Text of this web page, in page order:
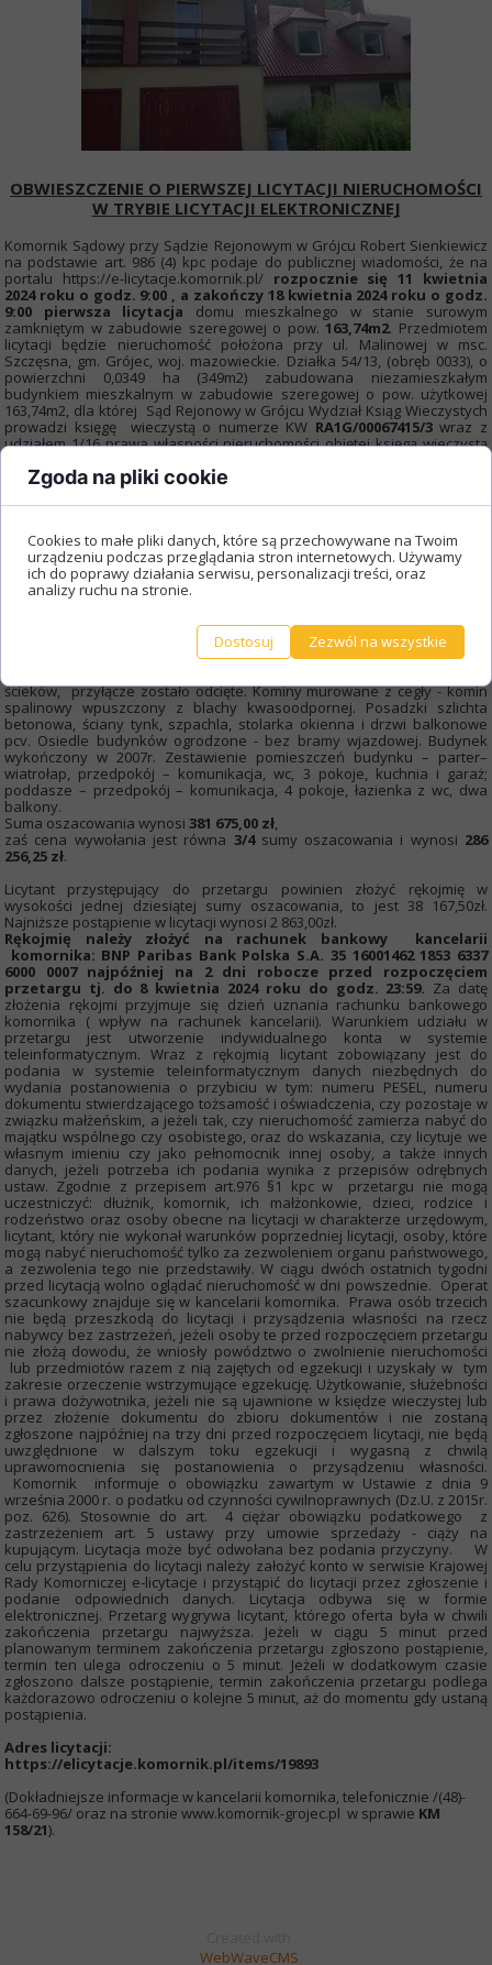
OBWIESZCZENIE O PIERWSZEJ LICYTACJI NIERUCHOMOŚCI
W TRYBIE LICYTACJI ELEKTRONICZNEJ
Komornik Sądowy przy Sądzie Rejonowym w Grójcu Robert Sienkiewicz
na podstawie art. 986 (4) kpc podaje do publicznej wiadomości, że na
portalu https://e-licytacje.komornik.pl/ rozpocznie się 11 kwietnia
2024 roku o godz. 9:00 , a zakończy 18 kwietnia 2024 roku o godz.
9:00 pierwsza licytacja domu mieszkalnego w stanie surowym
zamkniętym w zabudowie szeregowej o pow.163,74m2. Przedmiotem
licytacji będzie nieruchomość położona przy ul. Malinowej w msc.
Szczęsna, gm. Grójec, woj. mazowieckie. Działka 54/13, (obręb 0033), o
powierzchni 0,0349 ha (349m2) zabudowana niezamieszkałym
budynkiem mieszkalnym w zabudowie szeregowej o pow. użytkowej
163,74m2, dla której Sąd Rejonowy w Grójcu Wydział Ksiąg Wieczystych
prowadzi księgę wieczystą o numerze KW RA1G/00067415/3wraz z
udziałem 1/16 prawa własności nieruchomości objętej księgą wieczystą
wewnętrzną drogę dojazdową. Budynek mieszkalny o jednej i pół
kondygnacji nadziemnej. Dach budynku dwuspadowy kryty blachą
trapezową z izolacją z wełny mineralnej. Rynny i rury pcv częściowo
kondygnacji dwa balkony, balustrady drewniane. Wrota do garażu
podnoszone metalowe. Instalacje: woda ze studni głębinowej
znajdującej się na sąsiedniej działce z rozprowadzeniem w budynku
bez baterii, instalacja elektryczna rozprowadzona bez osprzętu,
ogrzewania z rozprowadzeniem bez kaloryferów- przygotowana do
ogrzewania z pieca gazowego. W budynku wykonane jest podejście do
przyłącza gazowego- brak przyłącza do sieci w ul. Malinowej.
ścieków, przyłącze zostało odcięte. Kominy murowane z cegły - komin
spalinowy wpuszczony z blachy kwasoodpornej. Posadzki szlichta
betonowa, ściany tynk, szpachla, stolarka okienna i drzwi balkonowe
pcv. Osiedle budynków ogrodzone - bez bramy wjazdowej. Budynek
wykończony w 2007r. Zestawienie pomieszczeń budynku – parter–
wiatrołap, przedpokój – komunikacja, wc, 3 pokoje, kuchnia i garaż;
poddasze – przedpokój – komunikacja, 4 pokoje, łazienka z wc, dwa
balkony.
Suma oszacowania wynosi 381 675,00 zł,
zaś cena wywołania jest równa 3/4sumy oszacowania i wynosi 286
256,25 zł.
Licytant przystępujący do przetargu powinien złożyć rękojmię w
wysokości jednej dziesiątej sumy oszacowania, to jest 38 167,50zł.
Najniższe postąpienie w licytacji wynosi 2 863,00zł.
Rękojmię należy złożyć na rachunek bankowy kancelarii
komornika: BNP Paribas Bank Polska S.A. 35 16001462 1853 6337
6000 0007 najpóźniej na 2 dni robocze przed rozpoczęciem
przetargu tj. do 8 kwietnia 2024 roku do godz. 23:59. Za datę
złożenia rękojmi przyjmuje się dzień uznania rachunku bankowego
komornika ( wpływ na rachunek kancelarii). Warunkiem udziału w
przetargu jest utworzenie indywidualnego konta w systemie
teleinformatycznym. Wraz z rękojmią licytant zobowiązany jest do
podania w systemie teleinformatycznym danych niezbędnych do
wydania postanowienia o przybiciu w tym: numeru PESEL, numeru
dokumentu stwierdzającego tożsamość i oświadczenia, czy pozostaje w
związku małżeńskim, a jeżeli tak, czy nieruchomość zamierza nabyć do
majątku wspólnego czy osobistego, oraz do wskazania, czy licytuje we
własnym imieniu czy jako pełnomocnik innej osoby, a także innych
danych, jeżeli potrzeba ich podania wynika z przepisów odrębnych
ustaw. Zgodnie z przepisem art.976 §1 kpc w przetargu nie mogą
uczestniczyć: dłużnik, komornik, ich małżonkowie, dzieci, rodzice i
rodzeństwo oraz osoby obecne na licytacji w charakterze urzędowym,
licytant, który nie wykonał warunków poprzedniej licytacji, osoby, które
mogą nabyć nieruchomość tylko za zezwoleniem organu państwowego,
a zezwolenia tego nie przedstawiły. W ciągu dwóch ostatnich tygodni
przed licytacją wolno oglądać nieruchomość w dni powszednie. Operat
szacunkowy znajduje się w kancelarii komornika. Prawa osób trzecich
nie będą przeszkodą do licytacji i przysądzenia własności na rzecz
nabywcy bez zastrzeżeń, jeżeli osoby te przed rozpoczęciem przetargu
nie złożą dowodu, że wniosły powództwo o zwolnienie nieruchomości
lub przedmiotów razem z nią zajętych od egzekucji i uzyskały w tym
zakresie orzeczenie wstrzymujące egzekucję. Użytkowanie, służebności
i prawa dożywotnika, jeżeli nie są ujawnione w księdze wieczystej lub
przez złożenie dokumentu do zbioru dokumentów i nie zostaną
zgłoszone najpóźniej na trzy dni przed rozpoczęciem licytacji, nie będą
uwzględnione w dalszym toku egzekucji i wygasną z chwilą
uprawomocnienia się postanowienia o przysądzeniu własności.
Komornik informuje o obowiązku zawartym w Ustawie z dnia 9
września 2000 r. o podatku od czynności cywilnoprawnych (Dz.U. z 2015r.
poz. 626). Stosownie do art. 4 ciężar obowiązku podatkowego z
zastrzeżeniem art. 5 ustawy przy umowie sprzedaży - ciąży na
kupującym. Licytacja może być odwołana bez podania przyczyny. W
celu przystąpienia do licytacji należy założyć konto w serwisie Krajowej
Rady Komorniczej e-licytacje i przystąpić do licytacji przez zgłoszenie i
podanie odpowiednich danych. Licytacja odbywa się w formie
elektronicznej. Przetarg wygrywa licytant, którego oferta była w chwili
zakończenia przetargu najwyższa. Jeżeli w ciągu 5 minut przed
planowanym terminem zakończenia przetargu zgłoszono postąpienie,
termin ten ulega odroczeniu o 5 minut. Jeżeli w dodatkowym czasie
zgłoszono dalsze postąpienie, termin zakończenia przetargu podlega
każdorazowo odroczeniu o kolejne 5 minut, aż do momentu gdy ustaną
postąpienia.
Adres licytacji:
https://elicytacje.komornik.pl/items/19893
(Dokładniejsze informacje w kancelarii komornika, telefonicznie /(48)-
664-69-96/ oraz na stronie www.komornik-grojec.pl w sprawie KM
158/21).
WebWaveCMS
Zgoda na pliki cookie
Cookies to małe pliki danych, które są przechowywane na Twoim
urządzeniu podczas przeglądania stron internetowych. Używamy
ich do poprawy działania serwisu, personalizacji treści, oraz
analizy ruchu na stronie.
Dostosuj Zezwól na wszystkie